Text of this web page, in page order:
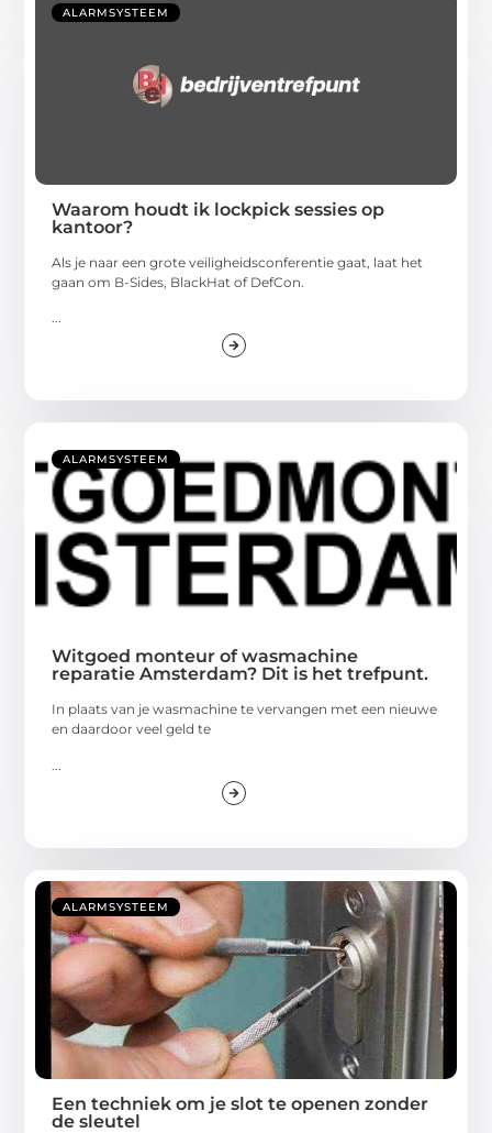
ALARMSYSTEEM
Waarom houdt ik lockpick sessies op
kantoor?
Als je naar een grote veiligheidsconferentie gaat, laat het
gaan om B-Sides, BlackHat of DefCon.
...
ALARMSYSTEEM
Witgoed monteur of wasmachine
reparatie Amsterdam? Dit is het trefpunt.
In plaats van je wasmachine te vervangen met een nieuwe
en daardoor veel geld te
ALARMSYSTEEM
Een techniek om je slot te openen zonder
de sleutel